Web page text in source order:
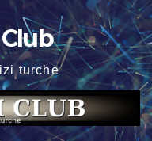
turche